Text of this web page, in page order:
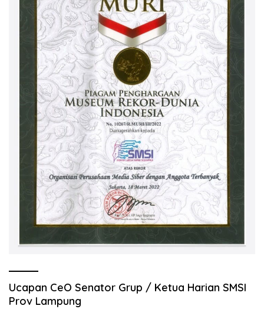
Ucapan CeO Senator Grup / Ketua Harian SMSI
Prov Lampung